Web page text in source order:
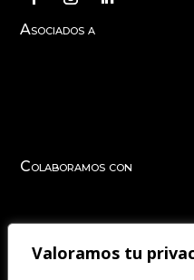
Valoramos tu
Asociados a
Colaboramos con